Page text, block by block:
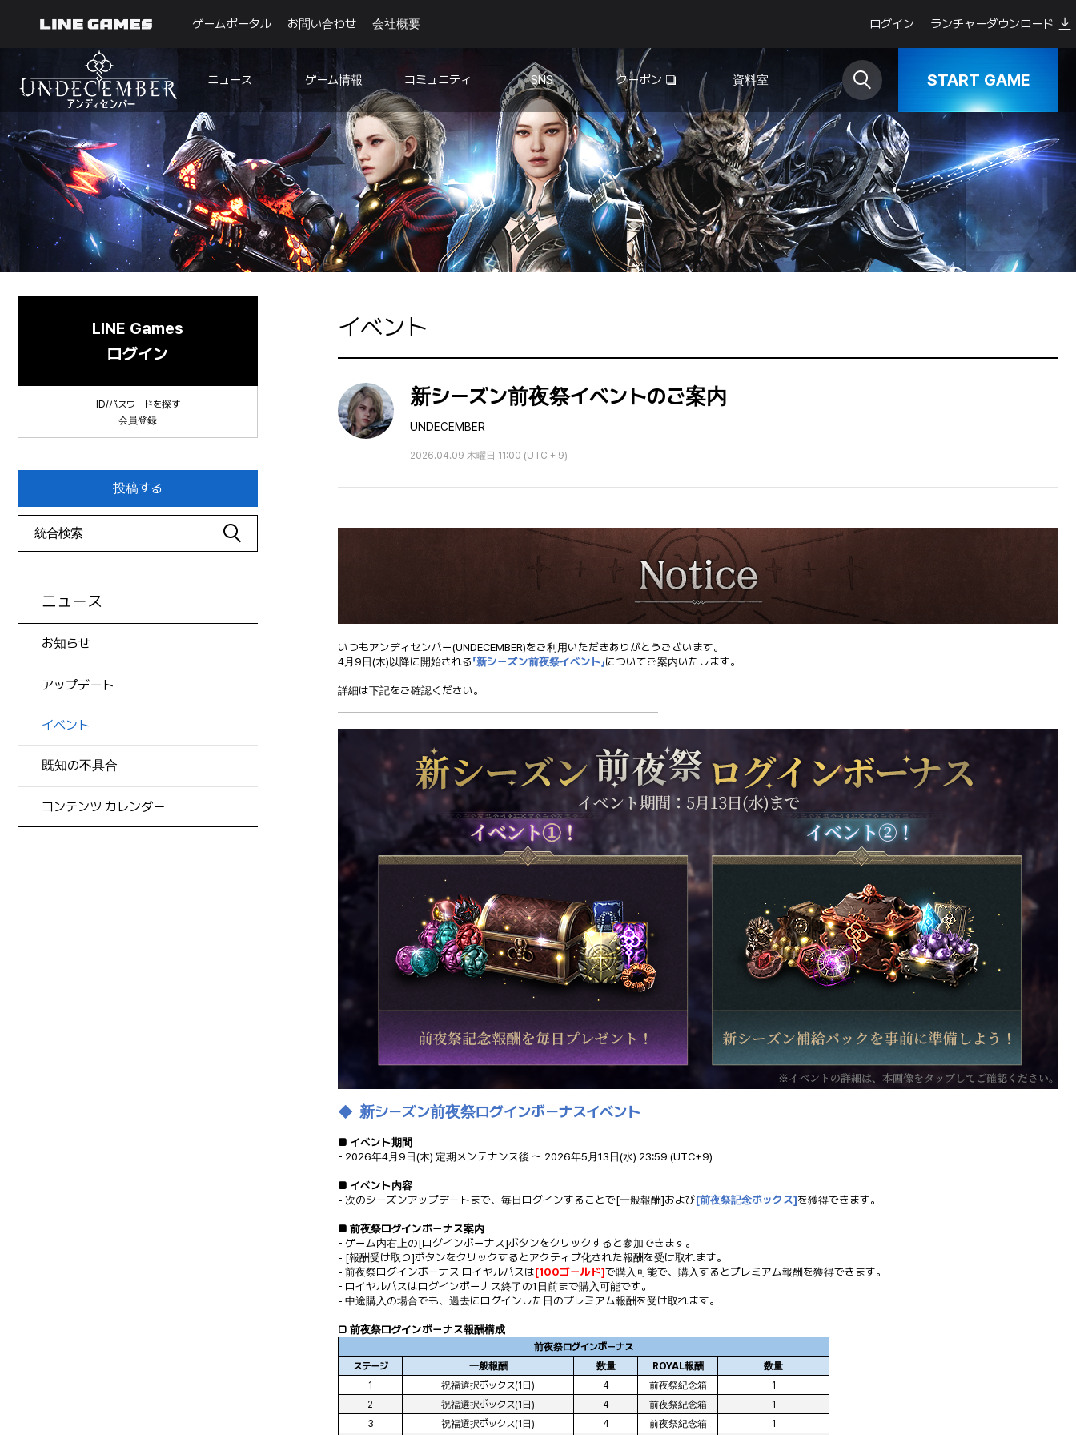
ゲームポータル お問い合わせ 会社概要 ログイン ランチャーダウンロード
ニュース
お知らせ
アップデート
イベント
既知の不具合
コンテンツ
カレンダー
ゲーム情報
ガイド
確率情報
メディア
シーズン制変更情
報
コミュニティ
自由掲示板
SNS
YouTube❏
Discord❏
クーポン 資料室
ダウンロード
START GAME
LINE Games
ログイン
ID/パスワードを探す
会員登録
投稿する
ニュース
お知らせ
アップデート
イベント
既知の不具合
コンテンツ カレンダー
イベント
新シーズン前夜祭イベントのご案内
UNDECEMBER
2026.04.09 木曜日 11:00 (UTC + 9)
いつもアンディセンバー(UNDECEMBER)をご利用いただきありがとうございます。
4月9日(木)以降に開始される「新シーズン前夜祭イベント」についてご案内いたします。
詳細は下記をご確認ください。
◆ 新シーズン前夜祭ログインボーナスイベント
■ イベント期間
- 2026年4月9日(木) 定期メンテナンス後 ～ 2026年5月13日(水) 23:59 (UTC+9)
■ イベント内容
- 次のシーズンアップデートまで、毎日ログインすることで[一般報酬]および[前夜祭記念ボックス]を獲得できます。
■ 前夜祭ログインボーナス案内
- ゲーム内右上の[ログインボーナス]ボタンをクリックすると参加できます。
- [報酬受け取り]ボタンをクリックするとアクティブ化された報酬を受け取れます。
- 前夜祭ログインボーナス ロイヤルパスは[100ゴールド]で購入可能で、購入するとプレミアム報酬を獲得できます。
- ロイヤルパスはログインボーナス終了の1日前まで購入可能です。
- 中途購入の場合でも、過去にログインした日のプレミアム報酬を受け取れます。
□ 前夜祭ログインボーナス報酬構成
前夜祭ログインボーナス
ステージ
一般報酬 数量 ROYAL報酬
数量
1
祝福選択ボックス(1日) 4 前夜祭紀念箱
1
2
祝福選択ボックス(1日) 4 前夜祭紀念箱
1
3
祝福選択ボックス(1日) 4 前夜祭紀念箱
1